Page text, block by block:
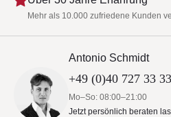
Mehr als 10.000 zufriedene Kunden
Antonio Schmidt
+49 (0)40 727 33
Mo–So: 08:00–21:00
Jetzt persönlich beraten